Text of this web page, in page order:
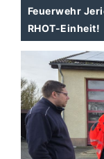
Feuerwehr
RHOT-Einheit!